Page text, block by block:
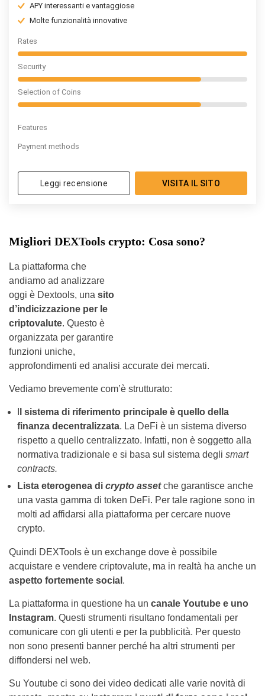
APY interessanti e vantaggiose
Molte funzionalità innovative
Rates
Security
Selection of Coins
Features
Payment methods
Leggi recensione VISITA IL SITO
Migliori DEXTools crypto: Cosa sono?
La piattaforma che
andiamo ad analizzare
oggi è Dextools, una sito
d’indicizzazione per le
criptovalute. Questo è
organizzata per garantire
funzioni uniche,
approfondimenti ed analisi accurate dei mercati.
Vediamo brevemente com’è strutturato:
l sistema di riferimento principale è quello della
finanza decentralizzata. La DeFi è un sistema diverso
rispetto a quello centralizzato. Infatti, non è soggetto alla
normativa tradizionale e si basa sul sistema degli smart
contracts.
Lista eterogenea di crypto assetche garantisce anche
una vasta gamma di token DeFi. Per tale ragione sono in
molti ad affidarsi alla piattaforma per cercare nuove
crypto.
Quindi DEXTools è un exchange dove è possibile
acquistare e vendere criptovalute, ma in realtà ha anche un
aspetto fortemente social .
La piattaforma in questione ha un canale Youtube e uno
Instagram. Questi strumenti risultano fondamentali per
comunicare con gli utenti e per la pubblicità. Per questo
non sono presenti banner perché ha altri strumenti per
diffondersi nel web.
Su Youtube ci sono dei video dedicati alle varie novità di